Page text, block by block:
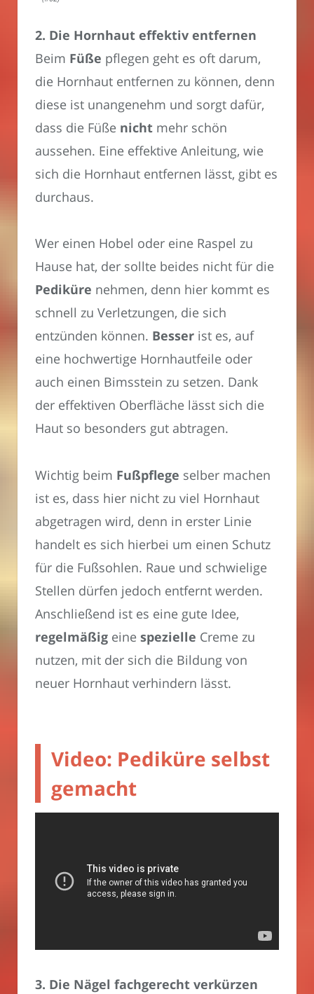
2. Die Hornhaut effektiv entfernen
Beim Füße pflegen geht es oft darum,
die Hornhaut entfernen zu können, denn
diese ist unangenehm und sorgt dafür,
dass die Füße nicht mehr schön
aussehen. Eine effektive Anleitung, wie
sich die Hornhaut entfernen lässt, gibt es
durchaus.
Wer einen Hobel oder eine Raspel zu
Hause hat, der sollte beides nicht für die
Pediküre nehmen, denn hier kommt es
schnell zu Verletzungen, die sich
entzünden können. Besser ist es, auf
eine hochwertige Hornhautfeile oder
auch einen Bimsstein zu setzen. Dank
der effektiven Oberfläche lässt sich die
Haut so besonders gut abtragen.
Wichtig beim Fußpflege selber machen
ist es, dass hier nicht zu viel Hornhaut
abgetragen wird, denn in erster Linie
handelt es sich hierbei um einen Schutz
für die Fußsohlen. Raue und schwielige
Stellen dürfen jedoch entfernt werden.
Anschließend ist es eine gute Idee,
regelmäßig eine spezielle Creme zu
nutzen, mit der sich die Bildung von
neuer Hornhaut verhindern lässt.
Video: Pediküre selbst
gemacht
3. Die Nägel fachgerecht verkürzen